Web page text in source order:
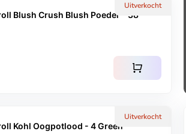
Uitverkocht
Blush Crush Blush Poeder - 38
shopping_cart
Uitverkocht
Kohl Oogpotlood - 4 Green